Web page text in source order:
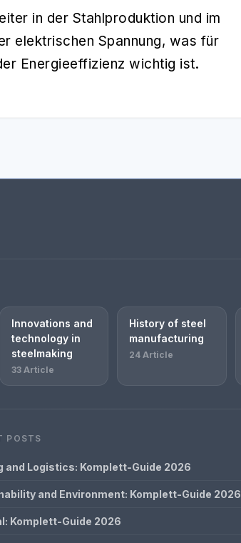
in der Stahlproduktion und im
elektrischen Spannung, was für
Energieeffizienz wichtig ist.
Innovations and
technology in
steelmaking
33 Article
History of steel
manufacturing
24 Article
POSTS
and Logistics: Komplett-Guide 2026
and Environment: Komplett-Guide 2026
Komplett-Guide 2026